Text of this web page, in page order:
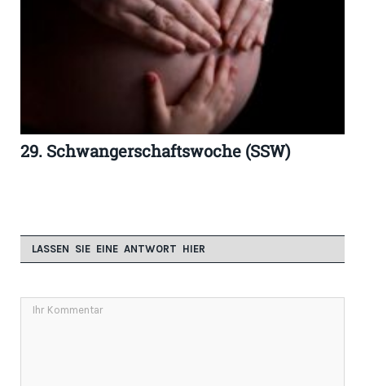
29. Schwangerschaftswoche (SSW)
LASSEN SIE EINE ANTWORT HIER